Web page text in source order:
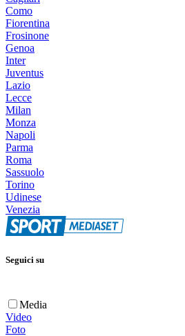
Como
Fiorentina
Frosinone
Genoa
Inter
Juventus
Lazio
Lecce
Milan
Monza
Napoli
Parma
Roma
Sassuolo
Torino
Udinese
Venezia
Seguici su
Media
Video
Foto